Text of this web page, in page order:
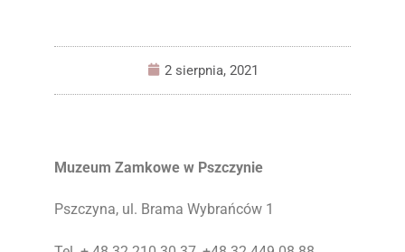
2 sierpnia, 2021
Muzeum Zamkowe w Pszczynie
Pszczyna, ul. Brama Wybrańców 1